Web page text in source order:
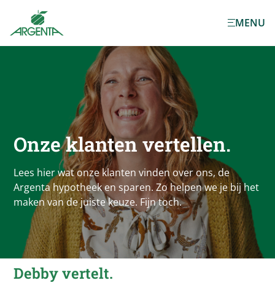
Ga naar de
hoofdinhoud
MENU
Onze klanten vertellen.
Lees hier wat onze klanten vinden over ons, de
Argenta hypotheek en sparen. Zo helpen we je bij het
maken van de juiste keuze. Fijn toch.
Debby vertelt.